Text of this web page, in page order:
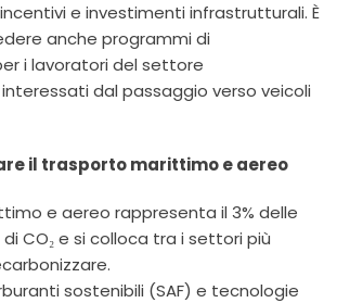
e investimenti infrastrutturali. È
anche programmi di
i lavoratori del settore
dal passaggio verso veicoli
il trasporto marittimo e aereo
e aereo rappresenta il 3% delle
CO₂ e si colloca tra i settori più
sostenibili (SAF) e tecnologie